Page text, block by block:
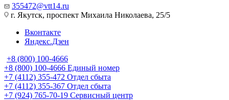
355472@vtt14.ru
г. Якутск, проспект Михаила Николаева, 25/5
Вконтакте
Яндекс.Дзен
+8 (800) 100-4666
+8 (800) 100-4666 Единый номер
+7 (4112) 355-472 Отдел сбыта
+7 (4112) 355-367 Отдел сбыта
+7 (924) 765-70-19 Сервисный центр